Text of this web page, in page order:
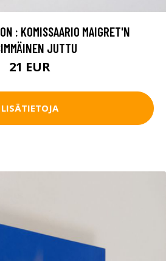
: KOMISSAARIO MAIGRET'N
JUTTU
21 EUR
LISÄTIETOJA